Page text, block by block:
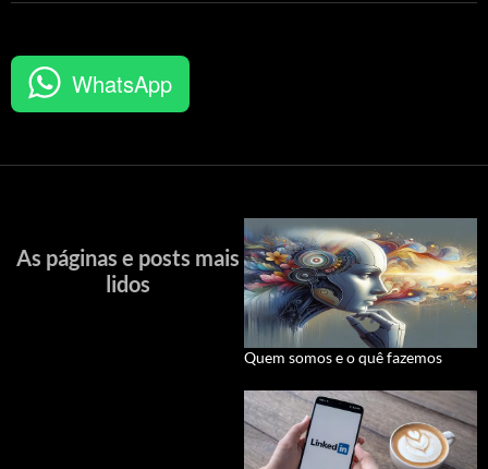
WhatsApp
As páginas e posts mais
lidos
Quem somos e o quê fazemos